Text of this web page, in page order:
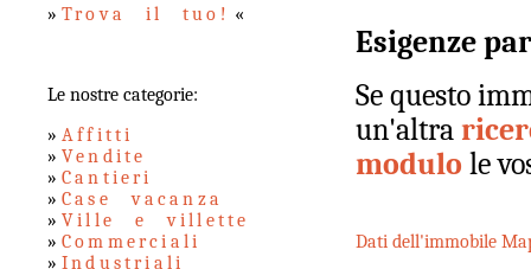
» Trova il tuo! «
Le nostre categorie:
» Affitti
» Vendite
» Cantieri
» Case vacanza
» Ville e villette
» Commerciali
» Industriali
Esigenze
Se questo
un'altra
modulo le
Dati dell'immobile